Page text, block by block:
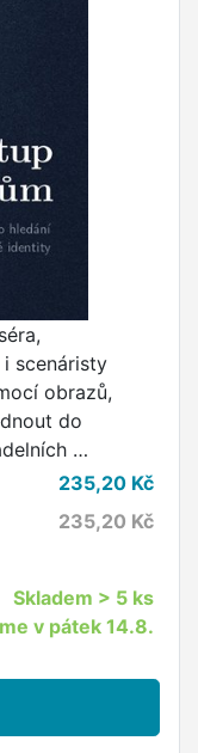
scenáristy
obrazů,
do
…
235,20 Kč
235,20 Kč
Skladem > 5 ks
v pátek 14.8.